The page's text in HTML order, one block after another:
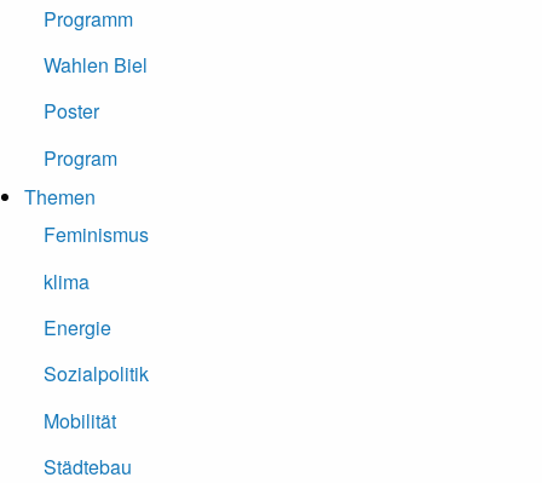
Programm
Wahlen Biel
Poster
Program
Themen
Feminismus
klima
Energie
Sozialpolitik
Mobilität
Städtebau